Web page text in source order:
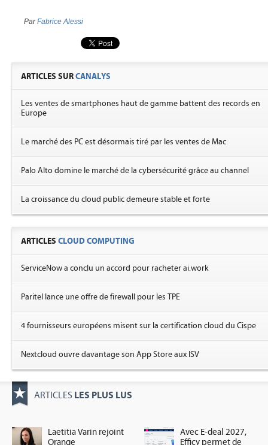
ParFabrice Alessi
ARTICLES SURCANALYS
Les ventes de smartphones haut de gamme battent des records en
Europe
Le marché des PC est désormais tiré par les ventes de Mac
Palo Alto domine le marché de la cybersécurité grâce au channel
La croissance du cloud public demeure stable et forte
ARTICLES CLOUD COMPUTING
ServiceNow a conclu un accord pour racheter ai.work
Paritel lance une offre de firewall pour les TPE
4 fournisseurs européens misent sur la certification cloud du Cispe
Nextcloud ouvre davantage son App Store aux ISV
ARTICLES LES PLUS LUS
Laetitia Varin rejoint
Orange
Avec E-deal 2027,
Efficy permet de